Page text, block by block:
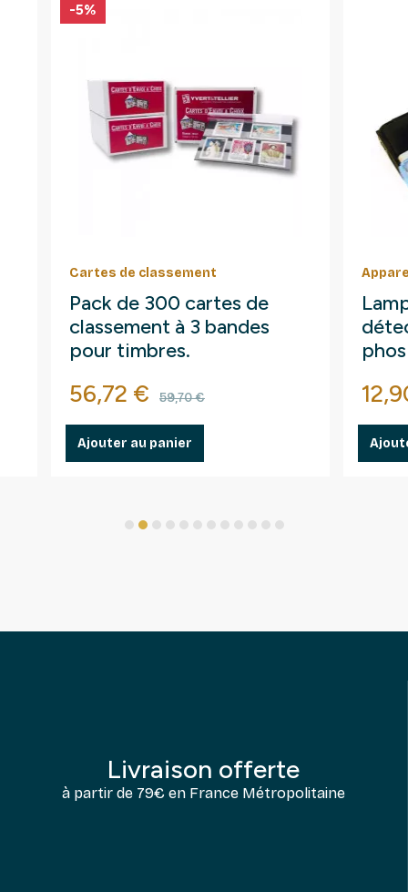
Cartes de classement
Pack de 300 cartes de
classement à 3 bandes
pour timbres.
Prix
56,72 € Prix de base
59,70 €
-5%
Ajouter au panier
Prix
Livraison offerte
à partir de 79€ en France Métropolitaine